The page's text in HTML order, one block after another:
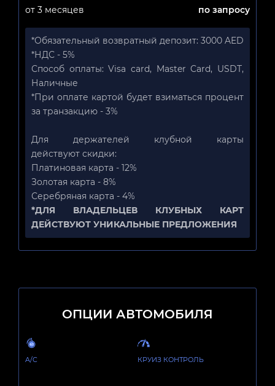
от 3 месяцев по запросу
*Обязательный возвратный депозит: 3000 AED
*НДС - 5%
Способ оплаты: Visa card, Master Card, USDT,
Наличные
*При оплате картой будет взиматься процент
за транзакцию - 3%
Для держателей клубной карты
действуют скидки:
Платиновая карта - 12%
Золотая карта - 8%
Серебряная карта - 4%
*ДЛЯ ВЛАДЕЛЬЦЕВ КЛУБНЫХ КАРТ
ДЕЙСТВУЮТ УНИКАЛЬНЫЕ ПРЕДЛОЖЕНИЯ
ОПЦИИ АВТОМОБИЛЯ
A/C КРУИЗ КОНТРОЛЬ